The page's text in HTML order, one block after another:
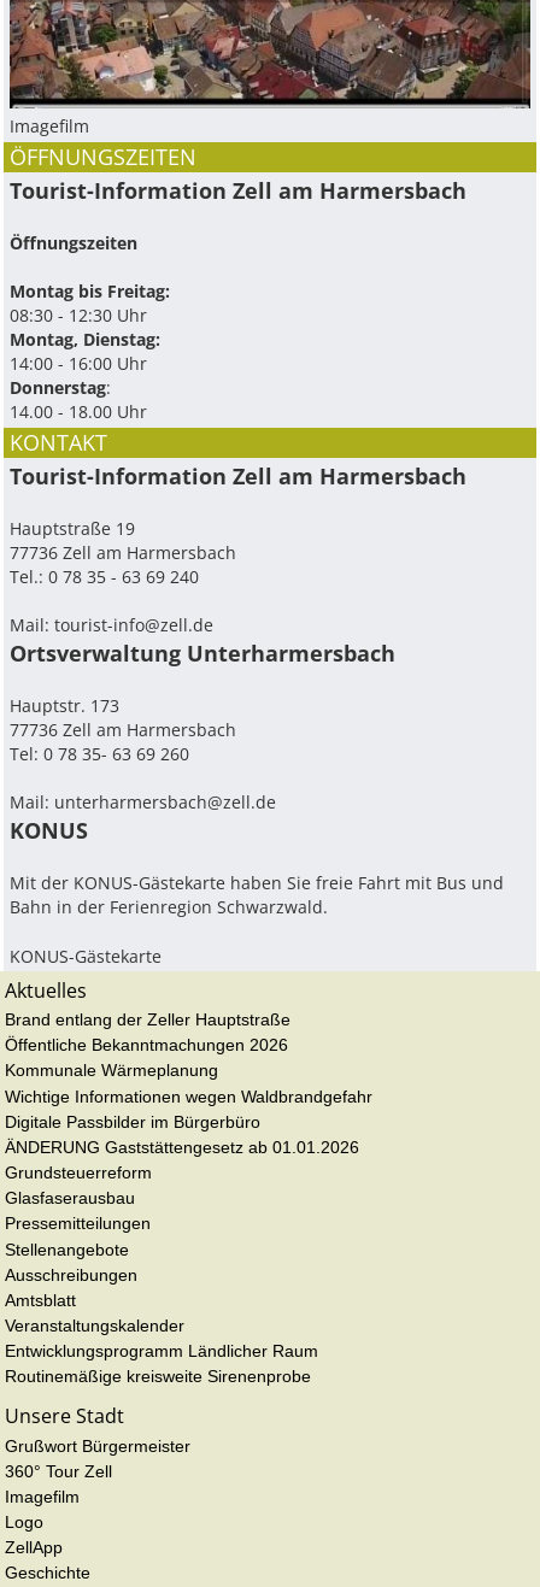
Imagefilm
ÖFFNUNGSZEITEN
Tourist-Information Zell am Harmersbach
Öffnungszeiten
Montag bis Freitag:
08:30 - 12:30 Uhr
Montag, Dienstag:
14:00 - 16:00 Uhr
Donnerstag:
14.00 - 18.00 Uhr
KONTAKT
Tourist-Information Zell am Harmersbach
Hauptstraße 19
77736 Zell am Harmersbach
Tel.: 0 78 35 - 63 69 240
Mail:tourist-info@zell.de
Ortsverwaltung Unterharmersbach
Hauptstr. 173
77736 Zell am Harmersbach
Tel: 0 78 35- 63 69 260
Mail: unterharmersbach@zell.de
KONUS
Mit der KONUS-Gästekarte haben Sie freie Fahrt mit Bus und
Bahn in der Ferienregion Schwarzwald.
KONUS-Gästekarte
Aktuelles
Brand entlang der Zeller Hauptstraße
Öffentliche Bekanntmachungen 2026
Kommunale Wärmeplanung
Wichtige Informationen wegen Waldbrandgefahr
Digitale Passbilder im Bürgerbüro
ÄNDERUNG Gaststättengesetz ab 01.01.2026
Grundsteuerreform
Glasfaserausbau
Pressemitteilungen
Stellenangebote
Ausschreibungen
Amtsblatt
Veranstaltungskalender
Entwicklungsprogramm Ländlicher Raum
Routinemäßige kreisweite Sirenenprobe
Unsere Stadt
Grußwort Bürgermeister
360° Tour Zell
Imagefilm
Logo
ZellApp
Geschichte